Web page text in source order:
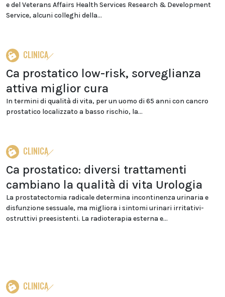
e del Veterans Affairs Health Services Research & Development
Service, alcuni colleghi della...
CLINICA
Ca prostatico low-risk, sorveglianza
attiva miglior cura
In termini di qualità di vita, per un uomo di 65 anni con cancro
prostatico localizzato a basso rischio, la...
CLINICA
Ca prostatico: diversi trattamenti
cambiano la qualità di vita Urologia
La prostatectomia radicale determina incontinenza urinaria e
disfunzione sessuale, ma migliora i sintomi urinari irritativi-
ostruttivi preesistenti. La radioterapia esterna e...
CLINICA